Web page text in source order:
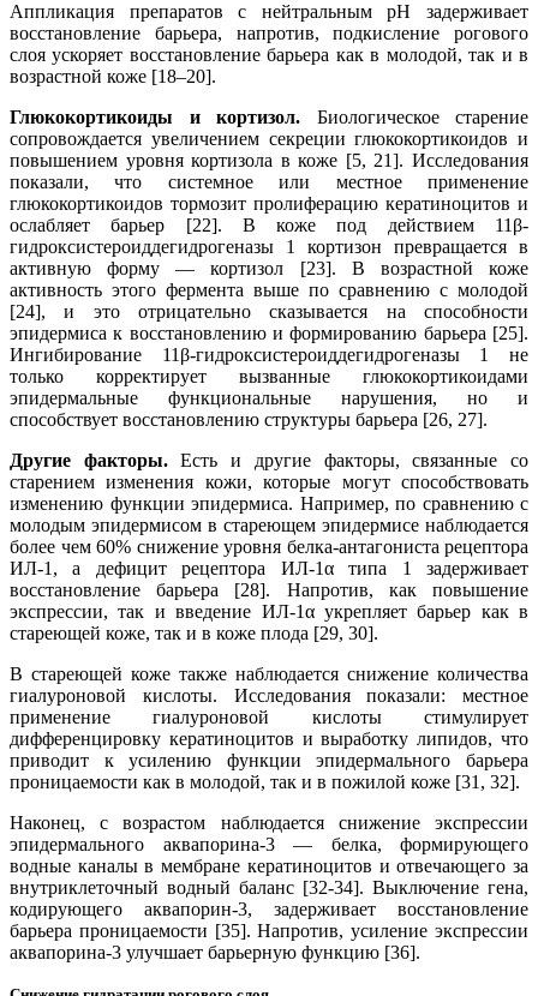
Аппликация препаратов с нейтральным рН задерживает
восстановление барьера, напротив, подкисление рогового
слоя ускоряет восстановление барьера как в молодой, так и в
возрастной коже [18–20].
Глюкокортикоиды и кортизол. Биологическое старение
сопровождается увеличением секреции глюкокортикоидов и
повышением уровня кортизола в коже [5, 21]. Исследования
показали, что системное или местное применение
глюкокортикоидов тормозит пролиферацию кератиноцитов и
ослабляет барьер [22]. В коже под действием 11β-
гидроксистероиддегидрогеназы 1 кортизон превращается в
активную форму — кортизол [23]. В возрастной коже
активность этого фермента выше по сравнению с молодой
[24], и это отрицательно сказывается на способности
эпидермиса к восстановлению и формированию барьера [25].
Ингибирование 11β-гидроксистероиддегидрогеназы 1 не
только корректирует вызванные глюкокортикоидами
эпидермальные функциональные нарушения, но и
способствует восстановлению структуры барьера [26, 27].
Другие факторы.Есть и другие факторы, связанные со
старением изменения кожи, которые могут способствовать
изменению функции эпидермиса. Например, по сравнению с
молодым эпидермисом в стареющем эпидермисе наблюдается
более чем 60% снижение уровня белка-антагониста рецептора
ИЛ-1, а дефицит рецептора ИЛ-1α типа 1 задерживает
восстановление барьера [28]. Напротив, как повышение
экспрессии, так и введение ИЛ-1α укрепляет барьер как в
стареющей коже, так и в коже плода [29, 30].
В стареющей коже также наблюдается снижение количества
гиалуроновой кислоты. Исследования показали: местное
применение гиалуроновой кислоты стимулирует
дифференцировку кератиноцитов и выработку липидов, что
приводит к усилению функции эпидермального барьера
проницаемости как в молодой, так и в пожилой коже [31, 32].
Наконец, с возрастом наблюдается снижение экспрессии
эпидермального аквапорина-3 — белка, формирующего
водные каналы в мембране кератиноцитов и отвечающего за
внутриклеточный водный баланс [32-34]. Выключение гена,
кодирующего аквапорин-3, задерживает восстановление
барьера проницаемости [35]. Напротив, усиление экспрессии
аквапорина-3 улучшает барьерную функцию [36].